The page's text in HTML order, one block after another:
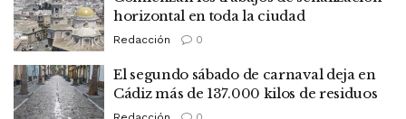
horizontal en toda la ciudad
Redacción 0
El segundo sábado de carnaval deja en
Cádiz más de 137.000 kilos de residuos